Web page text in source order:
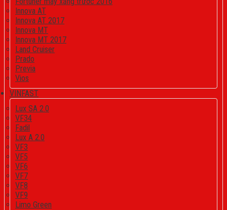
Innova AT
Innova AT 2017
Innova MT
Innova MT 2017
Land Cruiser
Prado
Previa
Vios
VINFAST
Lux SA 2.0
VF34
Fadil
Lux A 2.0
VF3
VF5
VF6
VF7
VF8
VF9
Limo Green